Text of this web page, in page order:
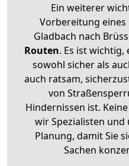
Ein weiterer
Vorbereitung eines
Gladbach nach
Routen. Es ist wichtig,
sowohl sicher als
auch ratsam,
von
Hindernissen ist.
wir Spezialisten
Planung, damit Sie
Sachen